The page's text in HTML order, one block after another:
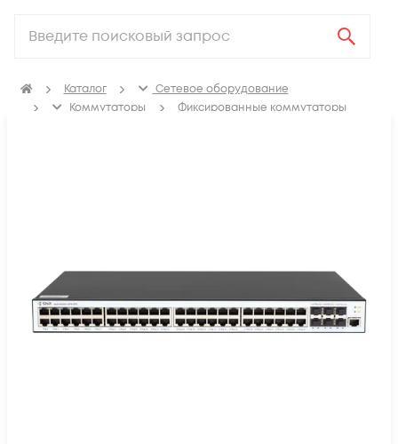
Каталог
Сетевое оборудование
Коммутаторы
Фиксированные коммутаторы